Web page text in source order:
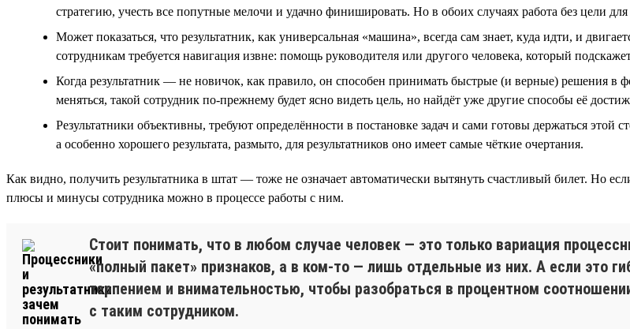
стратегию, учесть все попутные мелочи и удачно финишировать. Но в обоих случаях работа без цели
Может показаться, что результатник, как универсальная «машина», всегда сам знает, куда идти, и
сотрудникам требуется навигация извне: помощь руководителя или другого человека, который
Когда результатник — не новичок, как правило, он способен принимать быстрые (и верные) решения
меняться, такой сотрудник по-прежнему будет ясно видеть цель, но найдёт уже другие способы её
Результатники объективны, требуют определённости в постановке задач и сами готовы держаться
а особенно хорошего результата, размыто, для результатников оно имеет самые чёткие очертания.
Как видно, получить результатника в штат — тоже не означает автоматически вытянуть счастливый билет. Но
плюсы и минусы сотрудника можно в процессе работы с ним.
Стоит понимать, что в любом случае человек — это только вариация
«полный пакет» признаков, а в ком-то — лишь отдельные из них. А если это
терпением и внимательностью, чтобы разобраться в процентном
с таким сотрудником.